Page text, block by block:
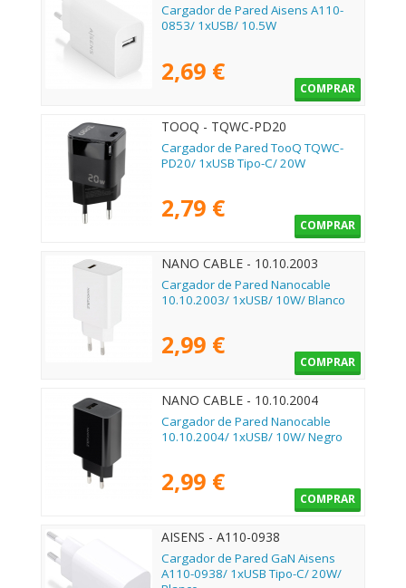
Cargador de Pared Aisens A110-
0853/ 1xUSB/ 10.5W
2,69 €
COMPRAR
TOOQ - TQWC-PD20
Cargador de Pared TooQ TQWC-
PD20/ 1xUSB Tipo-C/ 20W
2,79 €
COMPRAR
NANO CABLE - 10.10.2003
Cargador de Pared Nanocable
10.10.2003/ 1xUSB/ 10W/ Blanco
2,99 €
COMPRAR
NANO CABLE - 10.10.2004
Cargador de Pared Nanocable
10.10.2004/ 1xUSB/ 10W/ Negro
2,99 €
COMPRAR
AISENS - A110-0938
Cargador de Pared GaN Aisens
A110-0938/ 1xUSB Tipo-C/ 20W/